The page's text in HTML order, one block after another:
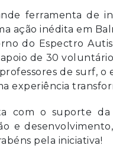
ferramenta de
ação inédita em
do Espectro
de 30
de surf,
experiência
com o suporte
e
pela iniciativa!